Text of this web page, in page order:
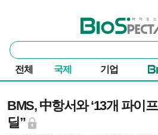
바이오스펙테이터
통
합
검
색
전체 국제 기업
BMS, 中항서와 ‘13개 파이
딜”